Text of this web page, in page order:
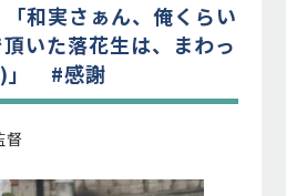
和実さぁん、俺くらい
いた落花生は、まわっ
」 #感謝
督